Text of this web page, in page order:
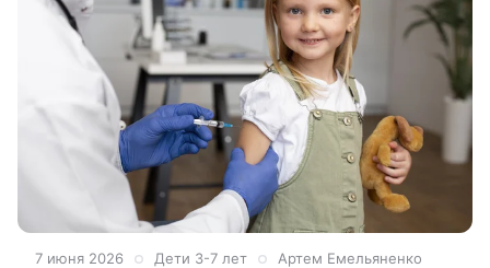
7 июня 2026 Дети 3-7 лет Артем Емельяненко